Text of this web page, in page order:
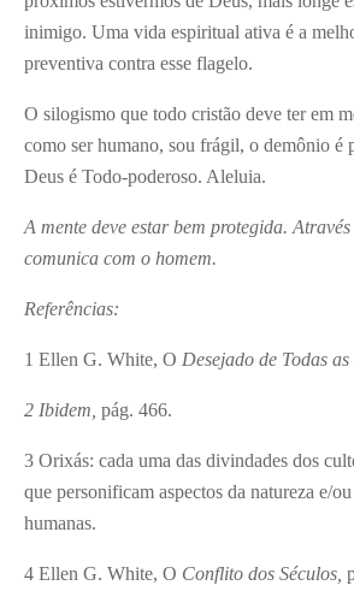
inimigo. Uma vida espiritual ativa é a
preventiva contra esse flagelo.
O silogismo que todo cristão deve ter em
como ser humano, sou frágil, o demônio é
Deus é Todo-poderoso. Aleluia.
A mente deve estar bem protegida.
comunica com o homem.
Referências:
1 Ellen G. White, O Desejado de Todas as
2 Ibidem, pág. 466.
3 Orixás: cada uma das divindades dos
que personificam aspectos da natureza e/
humanas.
4 Ellen G. White, O Conflito dos Séculos,